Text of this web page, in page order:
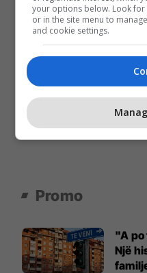
Promo
"A po
Një
your options below. Look
or in the site menu to
and cookie settings.